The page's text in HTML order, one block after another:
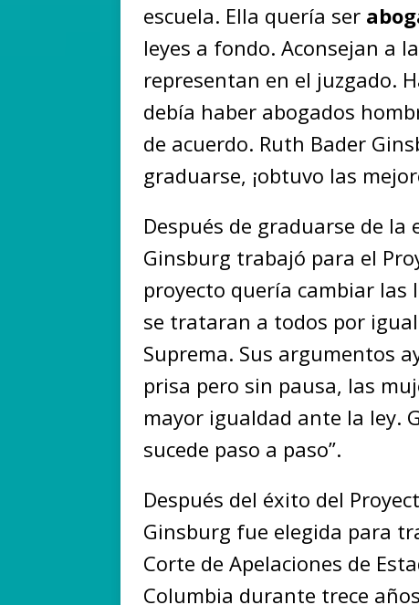
escuela. Ella quería ser
leyes a fondo. Aconsejan a
representan en el juzgado.
debía haber abogados
de acuerdo. Ruth Bader
graduarse, ¡obtuvo las
Después de graduarse de la
Ginsburg trabajó para el
proyecto quería cambiar
se trataran a todos por
Suprema. Sus argumentos
prisa pero sin pausa, las
mayor igualdad ante la ley.
sucede paso a paso”.
Después del éxito del
Ginsburg fue elegida para
Corte de Apelaciones de
Columbia durante trece